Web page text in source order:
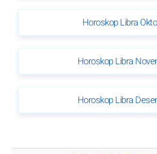
Horoskop Libra
Horoskop Libra
Horoskop Libra